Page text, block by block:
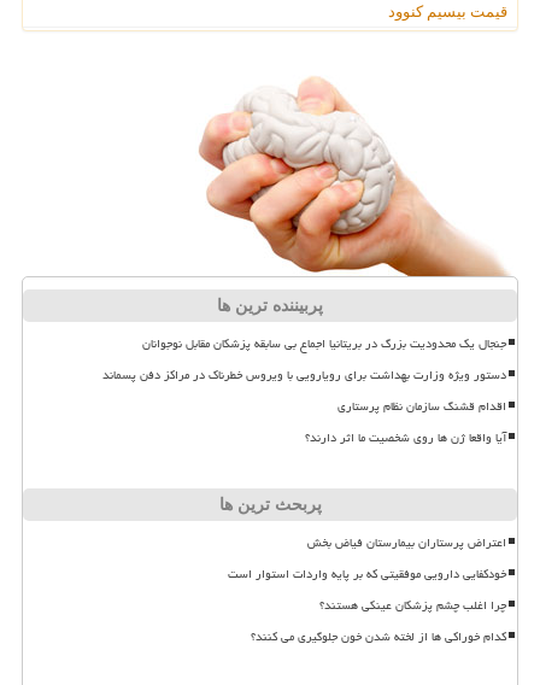
قیمت بیسیم کنوود
پربیننده ترین ها
جنجال یک محدودیت بزرگ در بریتانیا اجماع بی سابقه پزشکان مقابل نوجوانان
دستور ویژه وزارت بهداشت برای رویارویی با ویروس خطرناک در مراکز دفن پسماند
اقدام قشنگ سازمان نظام پرستاری
آیا واقعا ژن ها روی شخصیت ما اثر دارند؟
پربحث ترین ها
اعتراض پرستاران بیمارستان فیاض بخش
خودکفایی دارویی موفقیتی که بر پایه واردات استوار است
چرا اغلب چشم پزشکان عینکی هستند؟
کدام خوراکی ها از لخته شدن خون جلوگیری می کنند؟